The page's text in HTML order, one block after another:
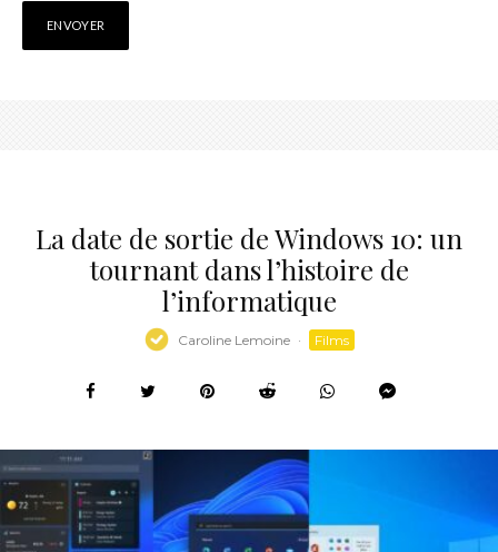
La date de sortie de Windows 10: un
tournant dans l’histoire de
l’informatique
Caroline Lemoine · Films